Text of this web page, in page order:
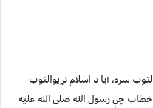
سره، آیا د اسلام نړیوالتوب
چې رسول الله صلی الله علیه